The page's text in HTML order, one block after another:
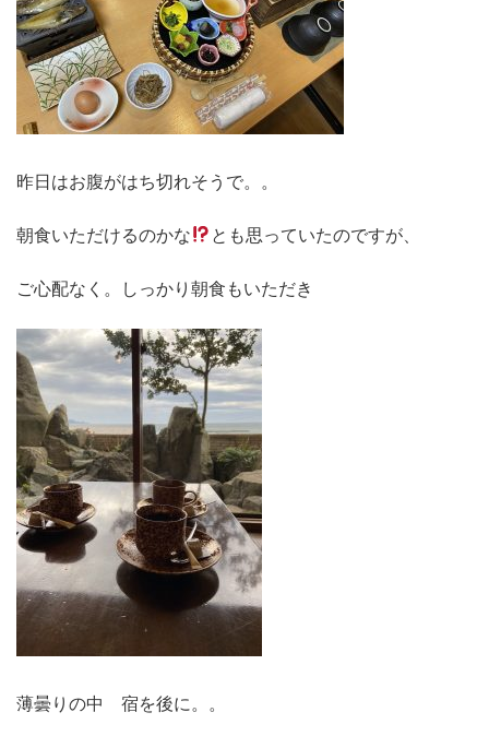
昨日はお腹がはち切れそうで。。
朝食いただけるのかな とも思っていたのですが、
ご心配なく。しっかり朝食もいただき
薄曇りの中 宿を後に。。